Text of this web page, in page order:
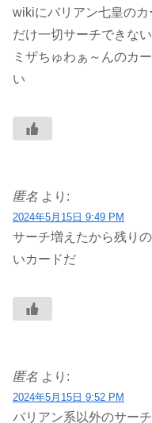
wikiにバリアン七皇の
だけ一切サーチできな
ミザちゅわぁ～んのカ
い
匿名 より:
2024年5月15日 9:49 PM
サーチ増えたから残り
いカードだ
匿名 より:
2024年5月15日 9:52 PM
バリアン系以外のサー